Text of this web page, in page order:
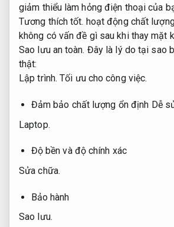
giảm thiểu làm hỏng điện thoại của
Tương thích tốt. hoạt động chất
không có vấn đề gì sau khi thay mặt
Sao lưu an toàn. Đây là lý do tại sao
thật:
Lập trình. Tối ưu cho công việc.
Đảm bảo chất lượng ổn định Dễ
Laptop.
Độ bền và độ chính xác
Sửa chữa.
Bảo hành
Sao lưu.